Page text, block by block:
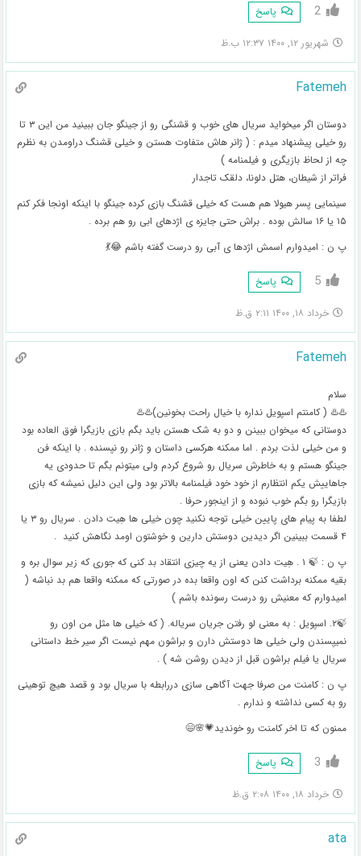
2 پاسخ
شهریور ۱۲, ۱۴۰۰ ۱۲:۳۷ ب.ظ
Fatemeh
دوستان اگر میخواید سریال های خوب و قشنگی رو از جینگو جان ببینید من این ۳ تا
رو خیلی پیشنهاد میدم : ( ژانر هاش متفاوت هستن و خیلی قشنگ دراومدن به نظرم
چه از لحاظ بازیگری و فیلمنامه )
فراتر از شیطان، هتل دلونا، دلقک تاجدار
سینمایی پسر هیولا هم هست که خیلی قشنگ بازی کرده جینگو با اینکه اونجا فکر کنم
۱۵ یا ۱۶ سالش بوده . براش حتی جایزه ی اژدهای ابی رو هم برده .
پ ن : امیدوارم اسمش اژدها ی آبی رو درست گفته باشم 😂💃
5 پاسخ
خرداد ۱۸, ۱۴۰۰ ۲:۱۱ ق.ظ
Fatemeh
سلام
♨️♨️ ( کامنتم اسپویل نداره با خیال راحت بخونین)♨️♨️
دوستانی که میخوان ببینن و دو به شک هستن باید بگم بازی بازیگرا فوق العاده بود
و من خیلی لذت بردم . اما ممکنه هرکسی داستان و ژانر رو نپسنده . با اینکه فن
جینگو هستم و به خاطرش سریال رو شروع کردم ولی میتونم بگم تا حدودی یه
جاهاییش یکم انتظارم از خود خود فیلمنامه بالاتر بود ولی این دلیل نمیشه که بازی
بازیگرا رو بگم خوب نبوده و از اینجور حرفا .
لطفا به پیام های پایین خیلی توجه نکنید چون خیلی ها هِیت دادن . سریال رو ۳ یا
۴ قسمت ببینین اگر دیدین دوستش دارین و خوشتون اومد نگاهش کنید ‌ .
پ ن : 🍃 ۱ . هِیت دادن یعنی از یه چیزی انتقاد بد کنی که جوری که زیر سوال بره و
بقیه ممکنه برداشت کنن که اون واقعا بده در صورتی که ممکنه واقعا هم بد نباشه (
امیدوارم که معنیش رو درست رسونده باشم )
🍃۲. اسپویل : به معنی لو رفتن جریان سریاله. ( که خیلی ها مثل من اون رو
نمیپسندن ولی خیلی ها دوستش دارن و براشون مهم نیست اگر سیر خط داستانی
سریال یا فیلم براشون قبل از دیدن روشن شه ) .
پ ن : کامنت من صرفا جهت آگاهی سازی دررابطه با سریال بود و قصد هیچ توهینی
رو به کسی نداشته و ندارم .
ممنون که تا اخر کامنت رو خوندید💗🌸😄
3 پاسخ
خرداد ۱۸, ۱۴۰۰ ۲:۰۸ ق.ظ
ata